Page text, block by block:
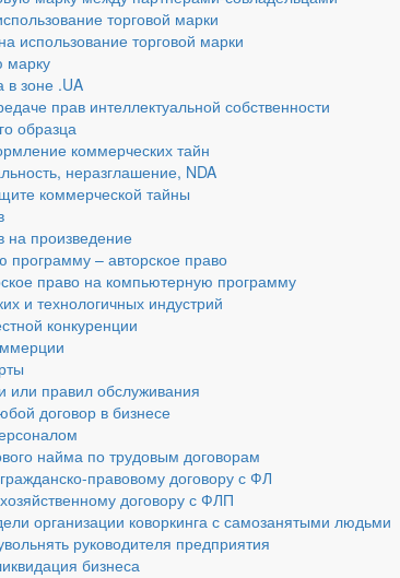
торговой марки
использование торговой марки
марку
в зоне .UA
прав интеллектуальной собственности
образца
коммерческих тайн
неразглашение, NDA
коммерческой тайны
на произведение
– авторское право
право на компьютерную программу
и технологичных индустрий
конкуренции
или правил обслуживания
договор в бизнесе
найма по трудовым договорам
правовому договору с ФЛ
договору с ФЛП
организации коворкинга с самозанятыми людьми
руководителя предприятия
бизнеса